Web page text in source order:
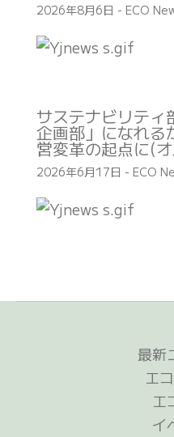
2026年8月6日 - ECO
サステナビリティ
企画部」になれる
営変革の起点に(
2026年6月17日 - ECO
最新
エ
エ
イ